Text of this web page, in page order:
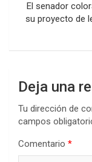
El senador
su proyecto de
Deja una
Tu dirección de
campos
Comentario *